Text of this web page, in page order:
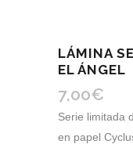
LÁMINA
EL ÁNGEL
7,00€
Serie limitada
en papel